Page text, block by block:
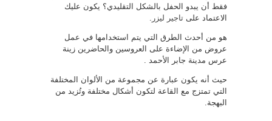
فقط أن يبدو الحفل بالشكل التقليدي؟ يكون عليك
الاعتماد على تاجير ليزر
هو من أحدث الطرق التي يتم استخدامها في عمل
عروض من الإضاءة على العروسين والحاضرين زينة
عرس مدينة جابر الأحمد .
حيث أنه يكون عبارة عن مجموعة من الألوان المختلفة
التي تمتزج مع القاعة لتكون أشكال مختلفة وتُزيد من
البهجة.